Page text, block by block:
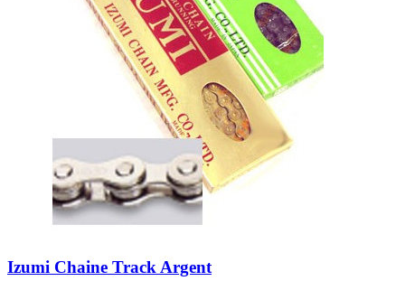
Izumi Chaine Track Argent